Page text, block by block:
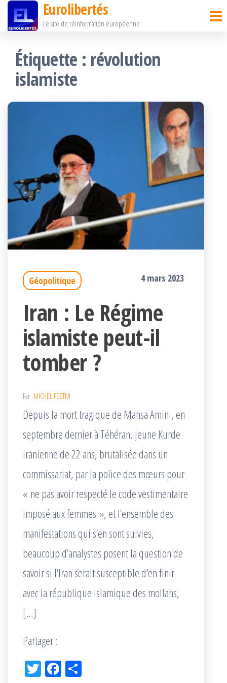
Passer
contenu
Eurolibertés
Le site de réinformation européenne
Étiquette : révolution
islamiste
Géopolitique 4 mars 2023
Iran : Le Régime
islamiste peut-il
tomber ?
Par MICHEL FESTIVI
Depuis la mort tragique de Mahsa Amini, en
septembre dernier à Téhéran, jeune Kurde
iranienne de 22 ans, brutalisée dans un
commissariat, par la police des mœurs pour
« ne pas avoir respecté le code vestimentaire
imposé aux femmes », et l’ensemble des
manifestations qui s’en sont suivies,
beaucoup d’analystes posent la question de
savoir si l’Iran serait susceptible d’en finir
avec la république islamique des mollahs,
[…]
Partager :
Tw Fac